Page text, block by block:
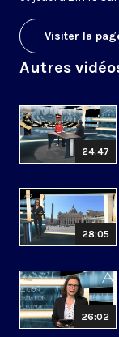
Visiter la
Autres
24:47
28:05
26:02